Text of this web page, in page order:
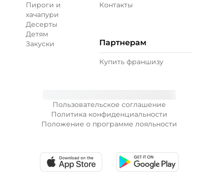
Пользовательское соглашение
Политика конфиденциальности
Положение о программе лояльности
Пироги и
хачапури
Десерты
Детям
Закуски
Контакты
Партнерам
Купить франшизу